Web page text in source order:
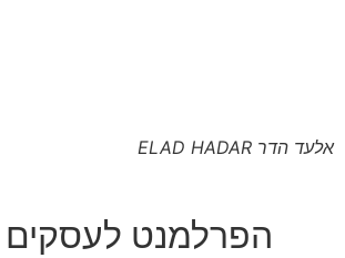
אלעד הדר ELAD HADAR
הפרלמנט לעסקים